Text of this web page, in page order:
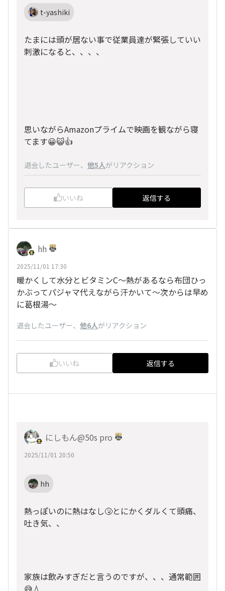
t-yashiki
たまには頭が居ない事で従業員達が緊張していい
刺激になると、、、、
思いながらAmazonプライムで映画を観ながら寝
てます😀😺👍
退会したユーザー、 他5人がリアクション
いいね 返信する
hh
2025/11/01 17:30
暖かくして水分とビタミンC～熱があるなら布団ひっ
かぶってパジャマ代えながら汗かいて～次からは早め
に葛根湯～
退会したユーザー、 他6人がリアクション
いいね 返信する
にしもん@50s pro
2025/11/01 20:50
hh
熱っぽいのに熱はなし🤧とにかくダルくて頭痛、
吐き気、、
家族は飲みすぎだと言うのですが、、、通常範囲
😅💧